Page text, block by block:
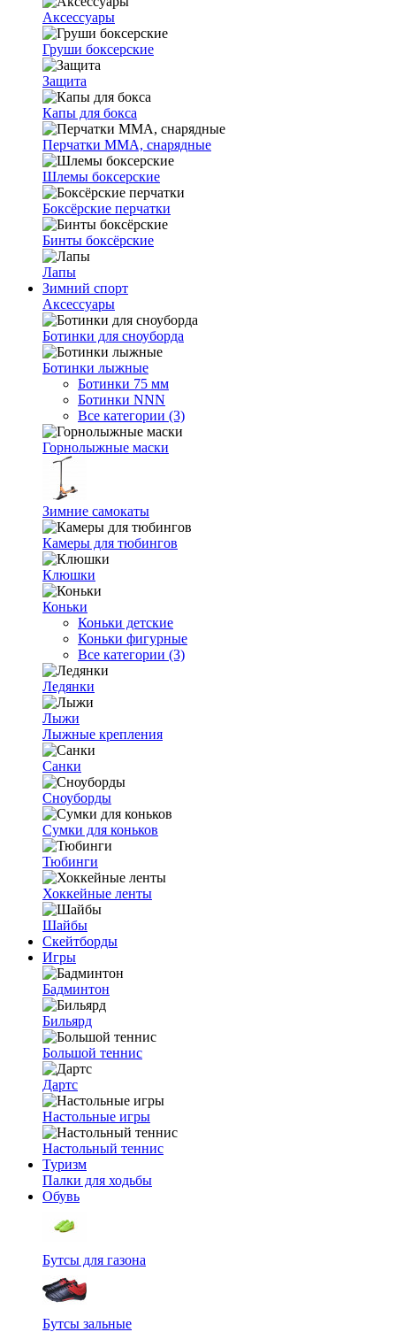
Аксессуары
Груши боксерские
Защита
Капы для бокса
Перчатки ММА, снарядные
Шлемы боксерские
Боксёрские перчатки
Бинты боксёрские
Лапы
Зимний спорт
Аксессуары
Ботинки для сноуборда
Ботинки лыжные
Ботинки 75 мм
Ботинки NNN
Все категории (3)
Горнолыжные маски
Зимние самокаты
Камеры для тюбингов
Клюшки
Коньки
Коньки детские
Коньки фигурные
Все категории (3)
Ледянки
Лыжи
Лыжные крепления
Санки
Сноуборды
Сумки для коньков
Тюбинги
Хоккейные ленты
Шайбы
Скейтборды
Игры
Бадминтон
Бильярд
Большой теннис
Дартс
Настольные игры
Настольный теннис
Туризм
Палки для ходьбы
Обувь
Бутсы для газона
Бутсы зальные